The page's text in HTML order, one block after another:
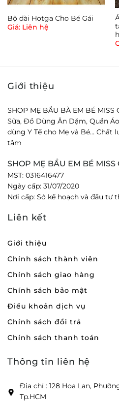
Bộ dài Hotga Cho Bé Gái
Giá: Liên hệ
Giới thiệu
SHOP MẸ BẦU BÀ EM BÉ MISS
Sữa, Đồ Dùng Ăn Dặm, Quần
dùng Y Tế cho Mẹ và Bé... Chất
tâm
SHOP MẸ BẦU EM BÉ MISS
MST: 0316416477
Ngày cấp: 31/07/2020
Nơi cấp: Sở kế hoạch và đầu tư
Liên kết
Giới thiệu
Chính sách thành viên
Chính sách giao hàng
Chính sách bảo mật
Điều khoản dịch vụ
Chính sách đổi trả
Chính sách thanh toán
Thông tin liên hệ
Địa chỉ : 128 Hoa Lan,
Tp.HCM